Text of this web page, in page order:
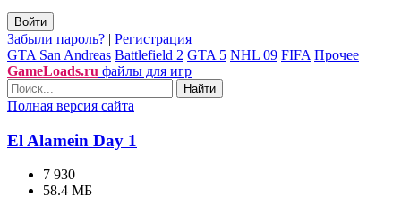
Войти
Забыли пароль? | Регистрация
GTA San Andreas Battlefield 2 GTA 5 NHL 09 FIFA Прочее
GameLoads.ru файлы для игр
Найти
Полная версия сайта
El Alamein Day 1
7 930
58.4 МБ